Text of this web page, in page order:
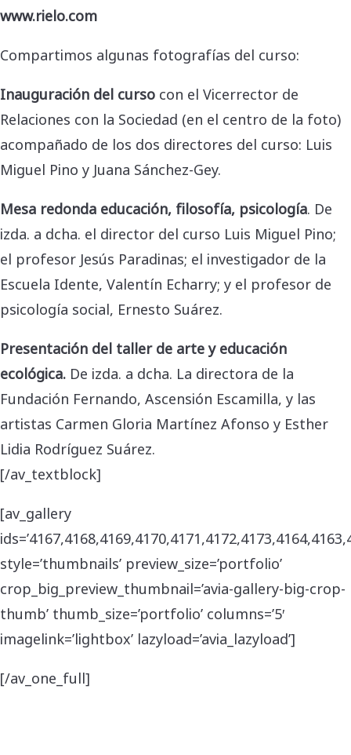
www.rielo.com
Compartimos algunas fotografías del curso:
Inauguración del curso con el Vicerrector de
Relaciones con la Sociedad (en el centro de la foto)
acompañado de los dos directores del curso: Luis
Miguel Pino y Juana Sánchez-Gey.
Mesa redonda educación, filosofía, psicología. De
izda. a dcha. el director del curso Luis Miguel Pino;
el profesor Jesús Paradinas; el investigador de la
Escuela Idente, Valentín Echarry; y el profesor de
psicología social, Ernesto Suárez.
Presentación del taller de arte y educación
ecológica. De izda. a dcha. La directora de la
Fundación Fernando, Ascensión Escamilla, y las
artistas Carmen Gloria Martínez Afonso y Esther
Lidia Rodríguez Suárez.
[/av_textblock]
[av_gallery
style=’thumbnails’ preview_size=’portfolio’
crop_big_preview_thumbnail=’avia-gallery-big-crop-
thumb’ thumb_size=’portfolio’ columns=’5′
imagelink=’lightbox’ lazyload=’avia_lazyload’]
[/av_one_full]